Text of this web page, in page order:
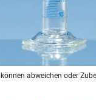
abweichen oder